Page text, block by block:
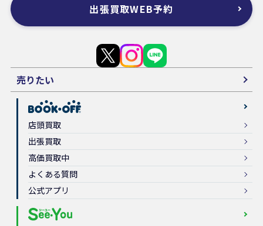
出張買取WEB予約
売りたい
店頭買取
出張買取
高価買取中
よくある質問
公式アプリ